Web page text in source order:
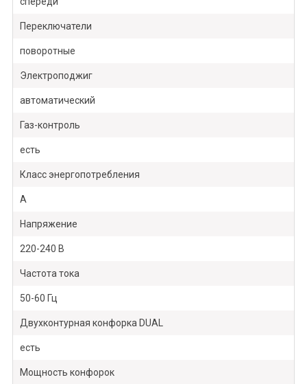
Переключатели
поворотные
Электроподжиг
автоматический
Газ-контроль
есть
Класс энергопотребления
А
Напряжение
220-240 В
Частота тока
50-60 Гц
Двухконтурная конфорка DUAL
есть
Мощность конфорок